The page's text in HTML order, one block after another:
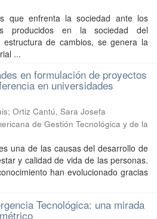
que enfrenta la sociedad ante los
producidos en la sociedad del
de cambios, se genera la
...
en formulación de proyectos
en universidades
; Ortiz Cantú, Sara Josefa
de Gestión Tecnológica y de la
una de las causas del desarrollo de
y calidad de vida de las personas.
han evolucionado gracias
Tecnológica: una mirada